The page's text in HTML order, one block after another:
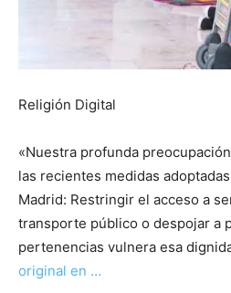
Religión Digital
«Nuestra profunda
las recientes medidas
Madrid: Restringir el acceso a
transporte público o despojar a
pertenencias vulnera esa
original en …